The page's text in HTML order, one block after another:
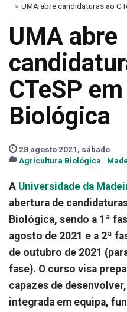
UMA abre candidaturas ao
UMA abre
CTeSP
Biológica
28 agosto 2021, sábado
Agricultura Biológica
A Universidade da
abertura de
Biológica, sendo a 1ª
agosto de 2021 e a 2ª
de outubro de 2021
fase). O curso visa
capazes de
integrada em equipa,